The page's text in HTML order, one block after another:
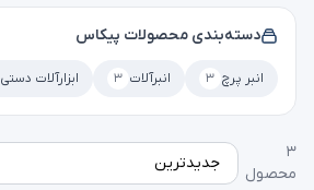
دسته‌بندی محصولات پیکاس
انبر پرچ ۳ انبرآلات ۳ ابزارآلات دستی
۳
محصول